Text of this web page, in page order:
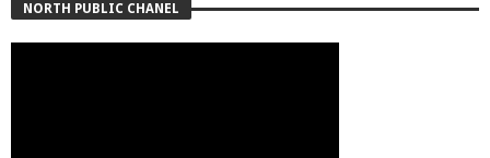
NORTH PUBLIC CHANEL